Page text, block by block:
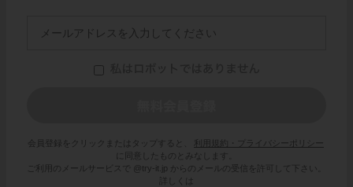
会員登録をクリックまたはタップすると、
利用規約・プライバシーポリシー
に同意したものとみなします。
ご利用のメールサービスで @try-it.jp からのメールの受信を許可して下さい。
詳しくは